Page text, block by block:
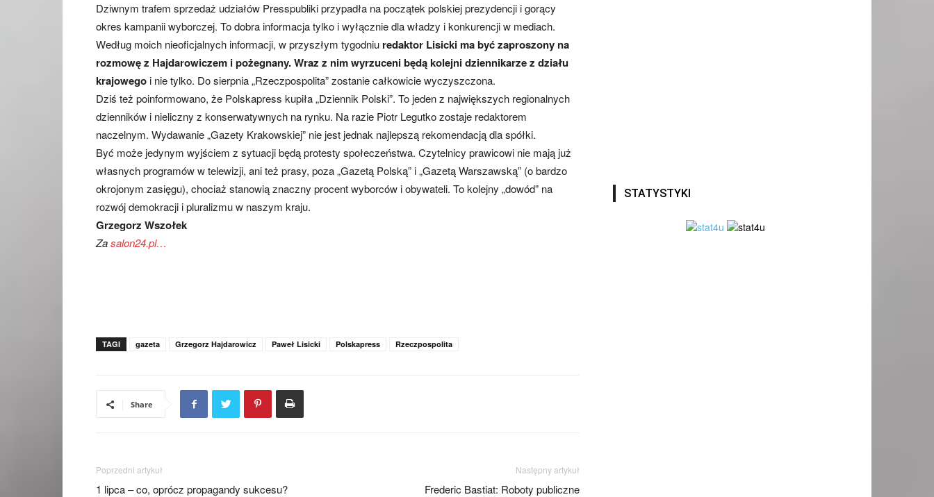
Dziwnym trafem sprzedaż udziałów Presspubliki przypadła na początek polskiej prezydencji i gorący
okres kampanii wyborczej. To dobra informacja tylko i wyłącznie dla władzy i konkurencji w mediach.
Według moich nieoficjalnych informacji, w przyszłym tygodniu redaktor Lisicki ma być zaproszony na
rozmowę z Hajdarowiczem i pożegnany. Wraz z nim wyrzuceni będą kolejni dziennikarze z działu
krajowegoi nie tylko. Do sierpnia „Rzeczpospolita” zostanie całkowicie wyczyszczona.
Dziś też poinformowano, że Polskapress kupiła „Dziennik Polski”. To jeden z największych regionalnych
dzienników i nieliczny z konserwatywnych na rynku. Na razie Piotr Legutko zostaje redaktorem
naczelnym. Wydawanie „Gazety Krakowskiej” nie jest jednak najlepszą rekomendacją dla spółki.
Być może jedynym wyjściem z sytuacji będą protesty społeczeństwa. Czytelnicy prawicowi nie mają już
własnych programów w telewizji, ani też prasy, poza „Gazetą Polską” i „Gazetą Warszawską” (o bardzo
okrojonym zasięgu), chociaż stanowią znaczny procent wyborców i obywateli. To kolejny „dowód” na
rozwój demokracji i pluralizmu w naszym kraju.
Grzegorz Wszołek
Zasalon24.pl…
TAGI gazeta Grzegorz Hajdarowicz Paweł Lisicki Polskapress Rzeczpospolita
Share
Poprzedni artykuł
1 lipca – co, oprócz propagandy sukcesu?
Następny artykuł
Frederic Bastiat: Roboty publiczne
STATYSTYKI